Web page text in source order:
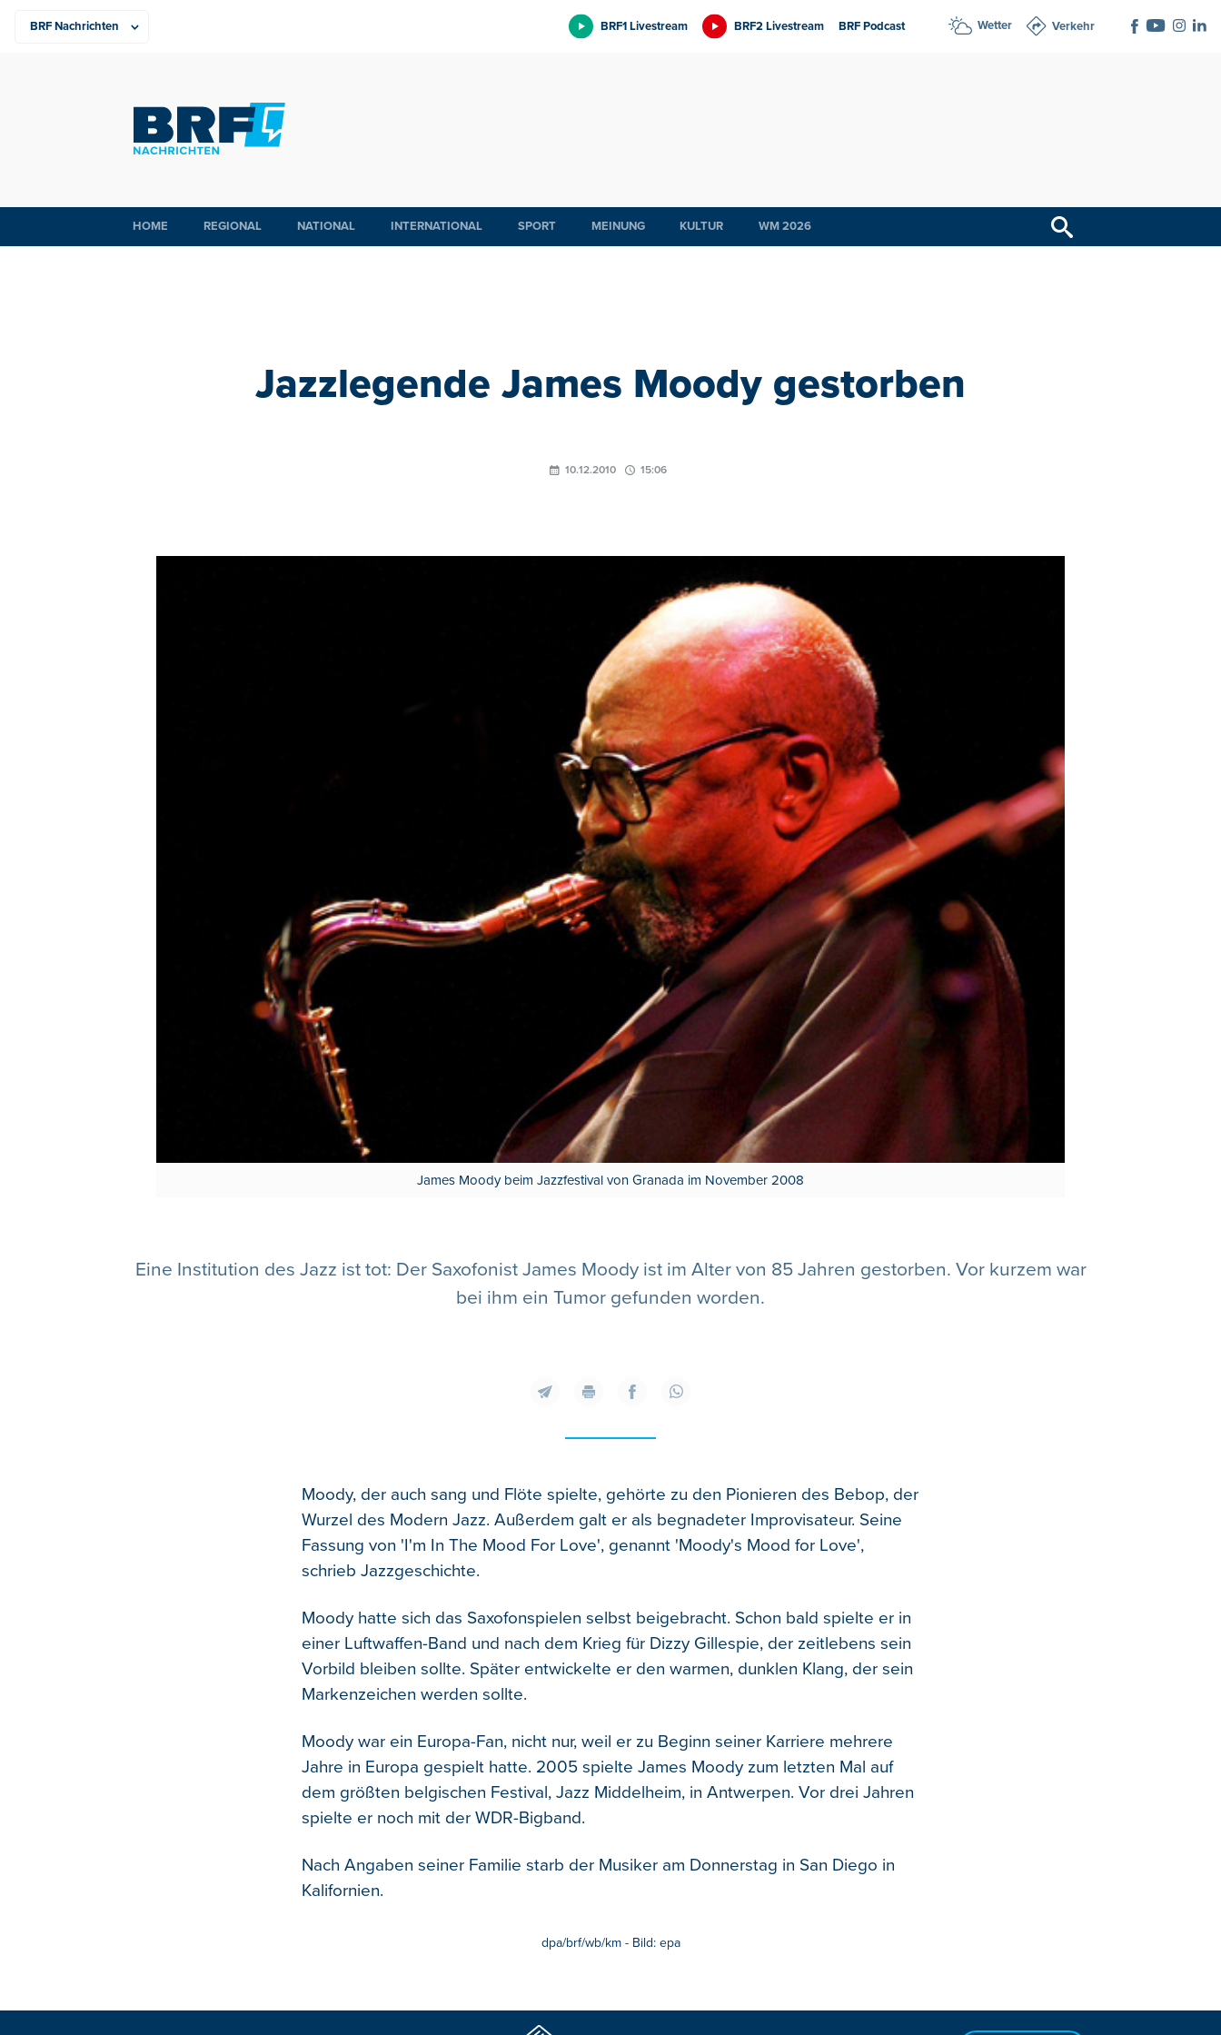
BRF1 Livestream BRF2 Livestream BRF Podcast Wetter Verkehr
HOME REGIONAL NATIONAL INTERNATIONAL SPORT MEINUNG KULTUR WM 2026
Jazzlegende James Moody gestorben
10.12.2010 15:06
James Moody beim Jazzfestival von Granada im November 2008
Eine Institution des Jazz ist tot: Der Saxofonist James Moody ist im Alter von 85 Jahren gestorben. Vor kurzem war
bei ihm ein Tumor gefunden worden.
Moody, der auch sang und Flöte spielte, gehörte zu den Pionieren des Bebop, der
Wurzel des Modern Jazz. Außerdem galt er als begnadeter Improvisateur. Seine
Fassung von 'I'm In The Mood For Love', genannt 'Moody's Mood for Love',
schrieb Jazzgeschichte.
Moody hatte sich das Saxofonspielen selbst beigebracht. Schon bald spielte er in
einer Luftwaffen-Band und nach dem Krieg für Dizzy Gillespie, der zeitlebens sein
Vorbild bleiben sollte. Später entwickelte er den warmen, dunklen Klang, der sein
Markenzeichen werden sollte.
Moody war ein Europa-Fan, nicht nur, weil er zu Beginn seiner Karriere mehrere
Jahre in Europa gespielt hatte. 2005 spielte James Moody zum letzten Mal auf
dem größten belgischen Festival, Jazz Middelheim, in Antwerpen. Vor drei Jahren
spielte er noch mit der WDR-Bigband.
Nach Angaben seiner Familie starb der Musiker am Donnerstag in San Diego in
Kalifornien.
dpa/brf/wb/km - Bild: epa